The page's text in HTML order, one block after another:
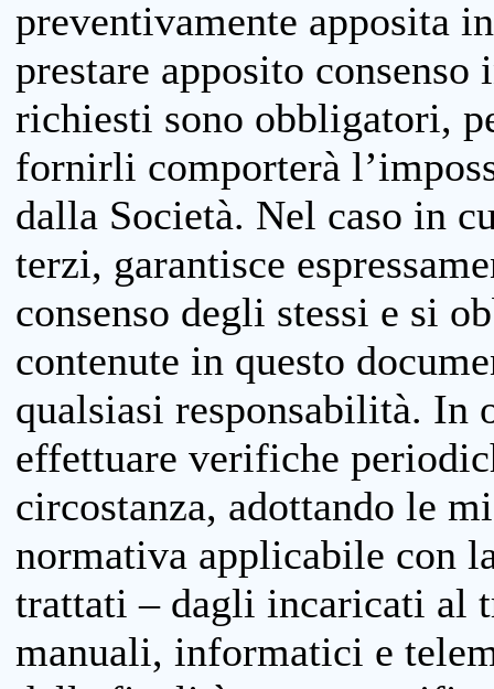
preventivamente apposita
prestare apposito
richiesti sono obbligatori,
fornirli comporterà
dalla Società. Nel caso in
terzi, garantisce
consenso degli stessi e si
contenute in questo
qualsiasi responsabilità. In
effettuare verifiche
circostanza, adottando le
normativa applicabile con
trattati – dagli incaricati al
manuali, informatici e